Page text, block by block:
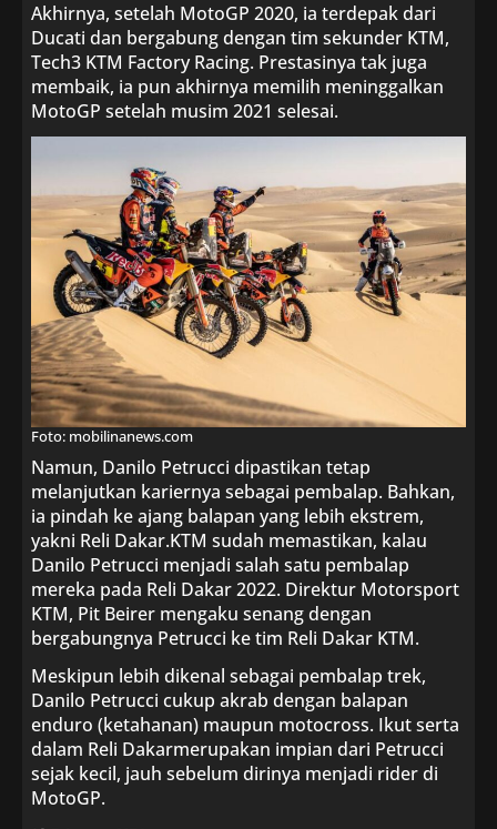
Akhirnya, setelah MotoGP 2020, ia terdepak dari
Ducati dan bergabung dengan tim sekunder KTM,
Tech3 KTM Factory Racing. Prestasinya tak juga
membaik, ia pun akhirnya memilih meninggalkan
MotoGP setelah musim 2021 selesai.
Foto: mobilinanews.com
Namun, Danilo Petrucci dipastikan tetap
melanjutkan kariernya sebagai pembalap. Bahkan,
ia pindah ke ajang balapan yang lebih ekstrem,
yakni Reli Dakar.KTM sudah memastikan, kalau
Danilo Petrucci menjadi salah satu pembalap
mereka pada Reli Dakar 2022. Direktur Motorsport
KTM, Pit Beirer mengaku senang dengan
bergabungnya Petrucci ke tim Reli Dakar KTM.
Meskipun lebih dikenal sebagai pembalap trek,
Danilo Petrucci cukup akrab dengan balapan
enduro (ketahanan) maupun motocross. Ikut serta
dalam Reli Dakarmerupakan impian dari Petrucci
sejak kecil, jauh sebelum dirinya menjadi rider di
MotoGP.